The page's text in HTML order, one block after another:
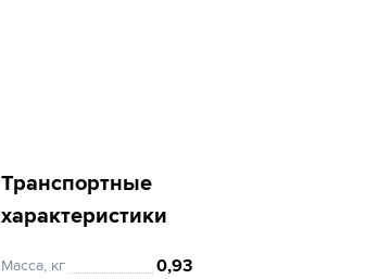
Транспортные
характеристики
Масса, кг 0,93